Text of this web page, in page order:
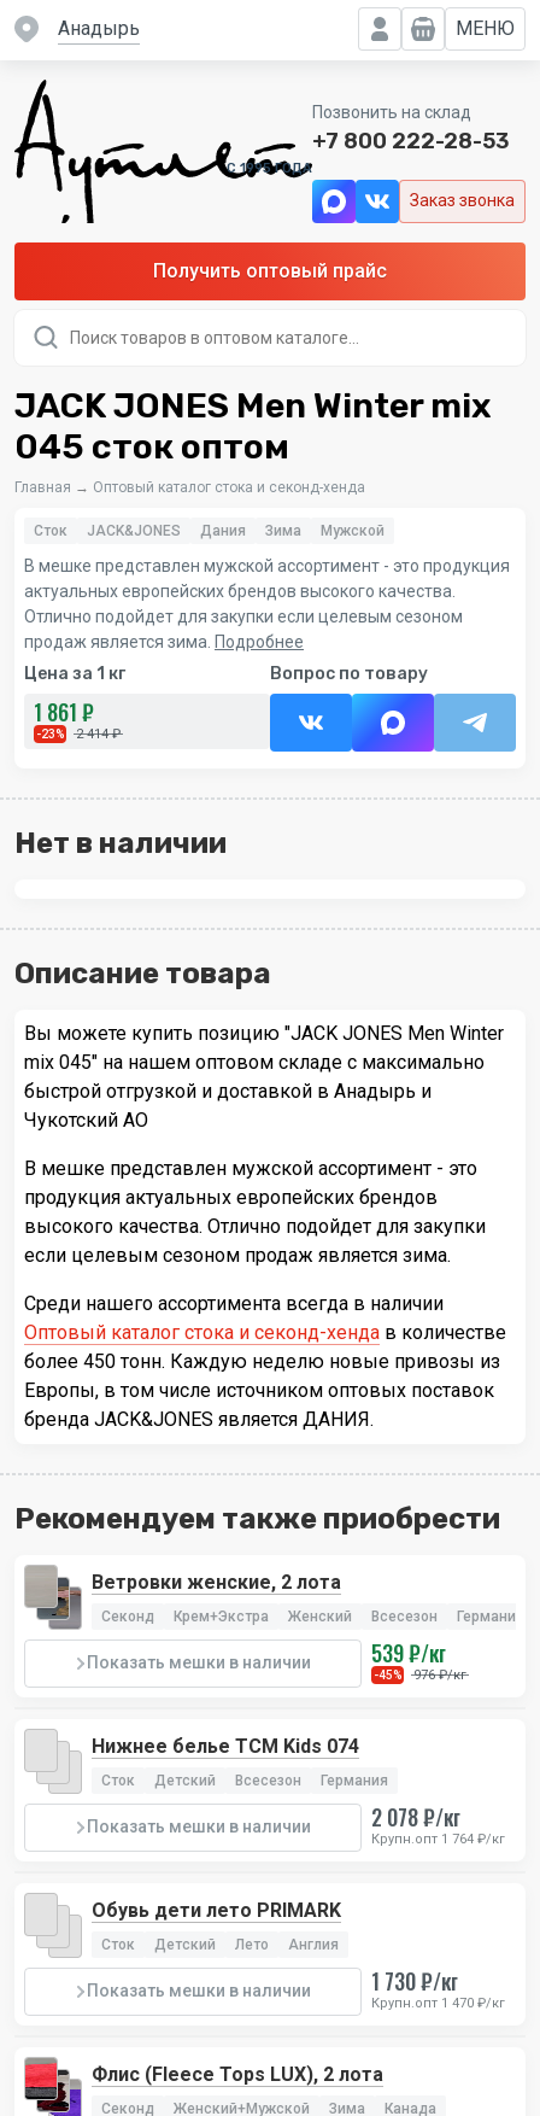
Анадырь МЕНЮ
C 1995 ГОДА
Позвонить на склад
+7 800 222-28-53
Заказ звонка
Получить оптовый прайс
товаров
JACK JONES Men Winter mix
045 сток оптом
Главная → Оптовый каталог стока и секонд-хенда
Сток JACK&JONES Дания Зима Мужской
В мешке представлен мужской ассортимент - это продукция
актуальных европейских брендов высокого качества.
Отлично подойдет для закупки если целевым сезоном
продаж является зима. Подробнее
Цена за 1 кг
1 861 ₽
-23% 2 414 ₽
Вопрос по товару
Нет в наличии
Описание товара
Вы можете купить позицию "JACK JONES Men Winter
mix 045" на нашем оптовом складе с максимально
быстрой отгрузкой и доставкой в Анадырь и
Чукотский АО
В мешке представлен мужской ассортимент - это
продукция актуальных европейских брендов
высокого качества. Отлично подойдет для закупки
если целевым сезоном продаж является зима.
Среди нашего ассортимента всегда в наличии
Оптовый каталог стока и секонд-хенда в количестве
более 450 тонн. Каждую неделю новые привозы из
Европы, в том числе источником оптовых поставок
бренда JACK&JONES является ДАНИЯ.
Рекомендуем также приобрести
Ветровки женские, 2 лота
Секонд Крем+Экстра Женский Всесезон Германия
Показать мешки в наличии 539 ₽/кг
-45% 976 ₽/кг
Нижнее белье TCM Kids 074
Сток Детский Всесезон Германия
Показать мешки в наличии 2 078 ₽/кг
Крупн.опт 1 764 ₽/кг
Обувь дети лето PRIMARK
Сток Детский Лето Англия
Показать мешки в наличии 1 730 ₽/кг
Крупн.опт 1 470 ₽/кг
Флис (Fleece Tops LUX), 2 лота
Секонд Женский+Мужской Зима Канада